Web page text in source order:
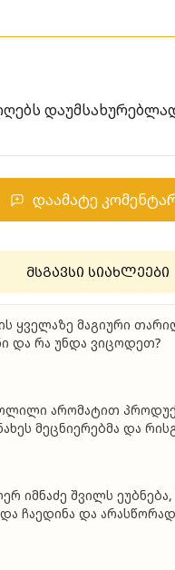
დაამატე
მსგავსი სიახლეები
ყველაზე მაგიური
და რა უნდა ვიცოდეთ?
არომატით
მეცნიერებმა და
იმ­ნა­ძე შვილს
ჩა­ე­დი­ნა და
ვერ მო­იქ­ცე­ო­და, რომ